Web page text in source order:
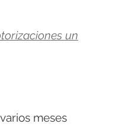
un
meses